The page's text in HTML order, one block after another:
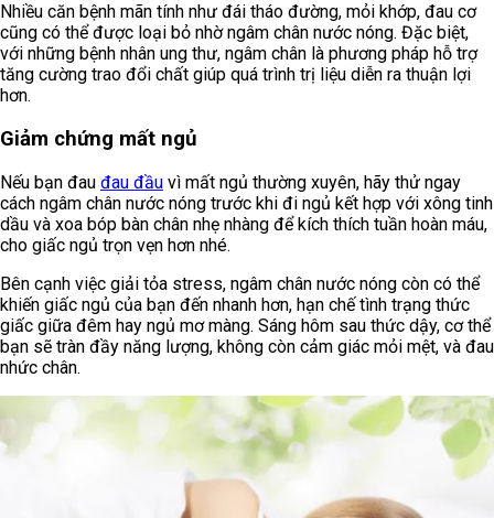
Nhiều căn bệnh mãn tính như đái tháo đường, mỏi khớp, đau cơ
cũng có thể được loại bỏ nhờ ngâm chân nước nóng. Đặc biệt,
với những bệnh nhân ung thư, ngâm chân là phương pháp hỗ trợ
tăng cường trao đổi chất giúp quá trình trị liệu diễn ra thuận lợi
hơn.
Giảm chứng mất ngủ
Nếu bạn đau đau đầu vì mất ngủ thường xuyên, hãy thử ngay
cách ngâm chân nước nóng trước khi đi ngủ kết hợp với xông tinh
dầu và xoa bóp bàn chân nhẹ nhàng để kích thích tuần hoàn máu,
cho giấc ngủ trọn vẹn hơn nhé.
Bên cạnh việc giải tỏa stress, ngâm chân nước nóng còn có thể
khiến giấc ngủ của bạn đến nhanh hơn, hạn chế tình trạng thức
giấc giữa đêm hay ngủ mơ màng. Sáng hôm sau thức dậy, cơ thể
bạn sẽ tràn đầy năng lượng, không còn cảm giác mỏi mệt, và đau
nhức chân.